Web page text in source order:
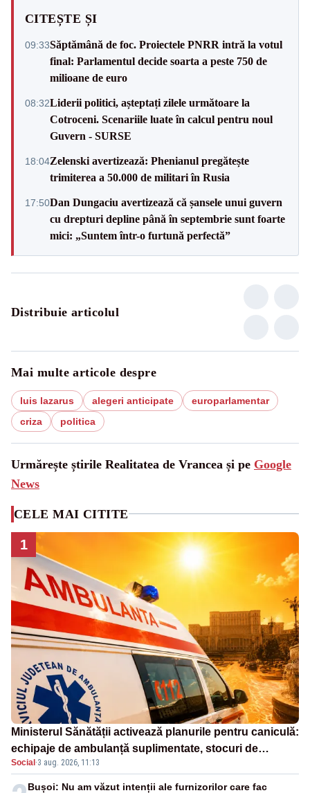
CITEȘTE ȘI
09:33Săptămână de foc. Proiectele PNRR intră la votul
final: Parlamentul decide soarta a peste 750 de
milioane de euro
08:32Liderii politici, așteptați zilele următoare la
Cotroceni. Scenariile luate în calcul pentru noul
Guvern - SURSE
18:04Zelenski avertizează: Phenianul pregătește
trimiterea a 50.000 de militari în Rusia
17:50Dan Dungaciu avertizează că șansele unui guvern
cu drepturi depline până în septembrie sunt foarte
mici: „Suntem într-o furtună perfectă”
Distribuie articolul
Mai multe articole despre
luis lazarus alegeri anticipate
europarlamentar
criza
politica
Urmărește știrile Realitatea de Vrancea și pe Google
News
CELE MAI CITITE
1
Ministerul Sănătății activează planurile pentru caniculă:
echipaje de ambulanță suplimentate, stocuri de
medicamente verificate și puncte de apă în spațiile
publice
Social ·3 aug. 2026, 11:13
Bușoi: Nu am văzut intenții ale furnizorilor care fac